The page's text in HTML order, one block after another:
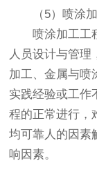
（5）喷涂
喷涂加工工程
人员设计与管理
加工、金属与喷
实践经验或工作
程的正常进行，
均可靠人的因素
响因素。